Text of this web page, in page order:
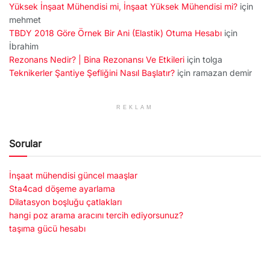
Yüksek İnşaat Mühendisi mi, İnşaat Yüksek Mühendisi mi? için
mehmet
TBDY 2018 Göre Örnek Bir Ani (Elastik) Otuma Hesabı için
İbrahim
Rezonans Nedir? | Bina Rezonansı Ve Etkileri için tolga
Teknikerler Şantiye Şefliğini Nasıl Başlatır? için ramazan demir
REKLAM
Sorular
İnşaat mühendisi güncel maaşlar
Sta4cad döşeme ayarlama
Dilatasyon boşluğu çatlakları
hangi poz arama aracını tercih ediyorsunuz?
taşıma gücü hesabı